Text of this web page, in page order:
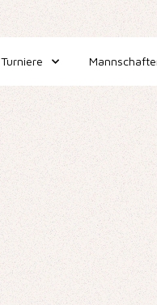
Turniere